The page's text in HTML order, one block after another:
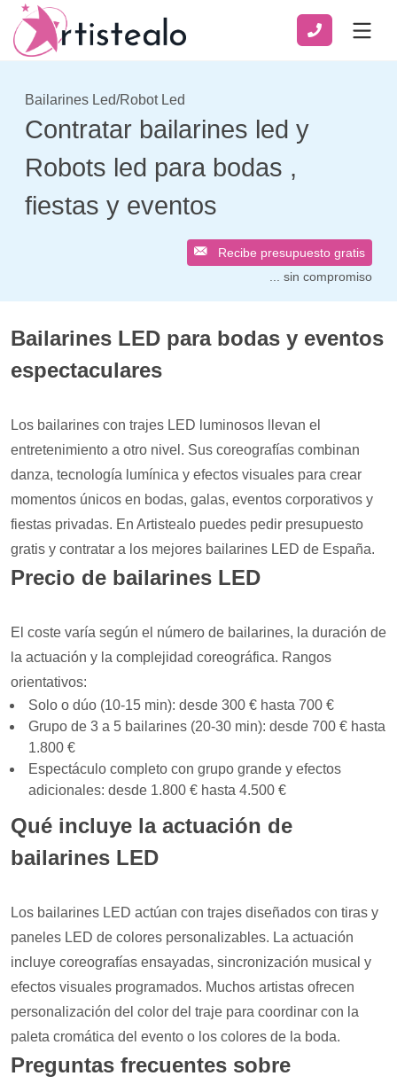
Bailarines Led/Robot Led
Contratar bailarines led y
Robots led para bodas ,
fiestas y eventos
Recibe presupuesto gratis
... sin compromiso
Bailarines LED para bodas y eventos
espectaculares
Los bailarines con trajes LED luminosos llevan el
entretenimiento a otro nivel. Sus coreografías combinan
danza, tecnología lumínica y efectos visuales para crear
momentos únicos en bodas, galas, eventos corporativos y
fiestas privadas. En Artistealo puedes pedir presupuesto
gratis y contratar a los mejores bailarines LED de España.
Precio de bailarines LED
El coste varía según el número de bailarines, la duración de
la actuación y la complejidad coreográfica. Rangos
orientativos:
Solo o dúo (10-15 min): desde 300 € hasta 700 €
Grupo de 3 a 5 bailarines (20-30 min): desde 700 € hasta
1.800 €
Espectáculo completo con grupo grande y efectos
adicionales: desde 1.800 € hasta 4.500 €
Qué incluye la actuación de
bailarines LED
Los bailarines LED actúan con trajes diseñados con tiras y
paneles LED de colores personalizables. La actuación
incluye coreografías ensayadas, sincronización musical y
efectos visuales programados. Muchos artistas ofrecen
personalización del color del traje para coordinar con la
paleta cromática del evento o los colores de la boda.
Preguntas frecuentes sobre